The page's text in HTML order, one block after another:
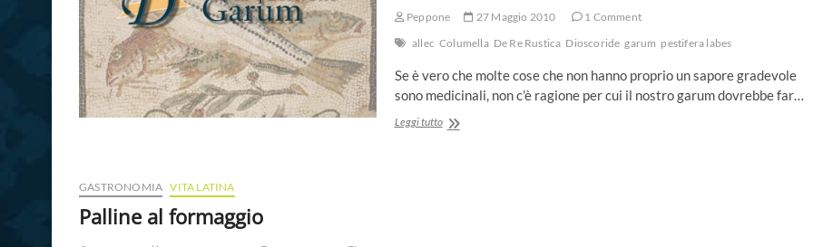
Peppone 27 Maggio 2010
1 Comment
allec Columella De Re Rustica Dioscoride garum pestifera labes
Se è vero che molte cose che non hanno proprio un sapore gradevole
sono medicinali, non c’è ragione per cui il nostro garum dovrebbe far…
Leggi tuttoUsi
GASTRONOMIA VITA LATINA
Palline al formaggio